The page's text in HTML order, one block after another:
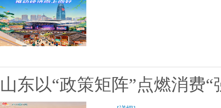
山东以“政策矩阵”点燃消费“